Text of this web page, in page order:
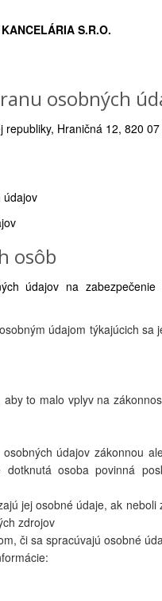
S.R.O.
osobných
Hraničná 12, 820
údajov
osôb
údajov na
údajom týkajúcich
to malo vplyv na
údajov zákonnou
osoba povinná
jej osobné údaje, ak
zdrojov
či sa spracúvajú osobné